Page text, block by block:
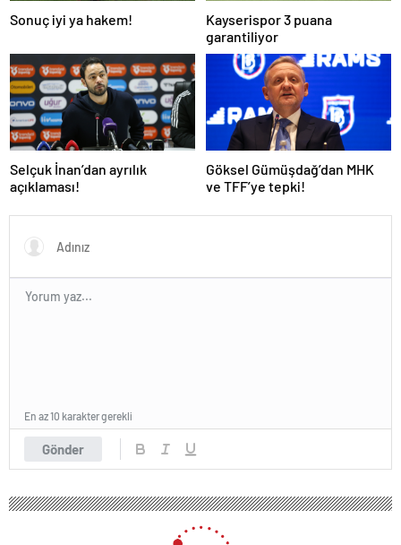
Sonuç iyi ya hakem!
Kayserispor 3 puana
garantiliyor
Selçuk İnan’dan ayrılık
açıklaması!
Göksel Gümüşdağ’dan MHK
ve TFF’ye tepki!
Gönder
En az 10 karakter gerekli